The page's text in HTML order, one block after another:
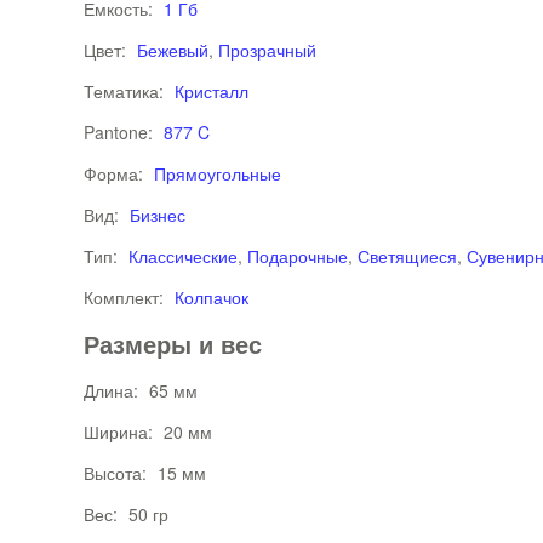
Емкость: 1 Гб
Цвет: Бежевый, Прозрачный
Тематика: Кристалл
Pantone: 877 C
Форма: Прямоугольные
Вид: Бизнес
Тип: Классические, Подарочные,Светящиеся,
Комплект: Колпачок
Размеры и вес
Длина: 65 мм
Ширина: 20 мм
Высота: 15 мм
Вес: 50 гр